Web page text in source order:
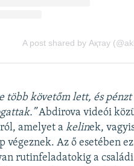
több követőm lett, és
Abdirova videói
amelyet akelinek,
végeznek. Az ő esetében
rutinfeladatokig a